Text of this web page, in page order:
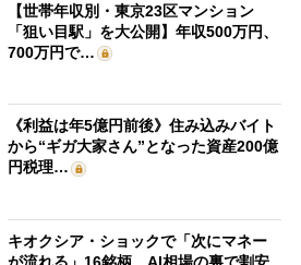
【世帯年収別・東京23区マンション
「狙い目駅」を大公開】年収500万円、
700万円で…
《利益は年5億円前後》住み込みバイト
から“ギガ大家さん”となった資産200億
円税理…
キオクシア・ショックで「次にマネー
が流れる」16銘柄 AI相場の裏で割安